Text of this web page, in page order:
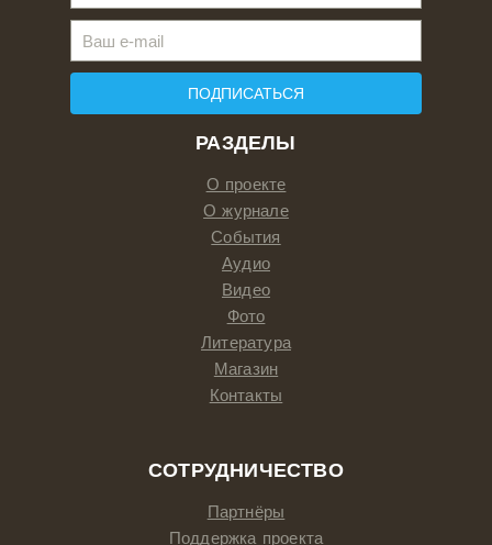
РАЗДЕЛЫ
О проекте
О журнале
События
Аудио
Видео
Фото
Литература
Магазин
Контакты
СОТРУДНИЧЕСТВО
Партнёры
Поддержка проекта
ПОДПИСАТЬСЯ